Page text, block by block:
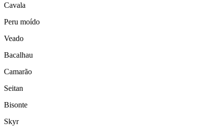
Cavala
Peru moído
Veado
Bacalhau
Camarão
Seitan
Bisonte
Skyr